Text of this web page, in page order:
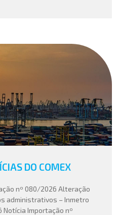
DO COMEX
nº 080/2026 Alteração
administrativos – Inmetro
Importação nº